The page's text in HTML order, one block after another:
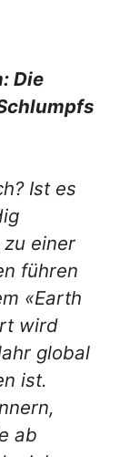
Die
Ist es
einer
führen
«Earth
wird
global
ist.
ab